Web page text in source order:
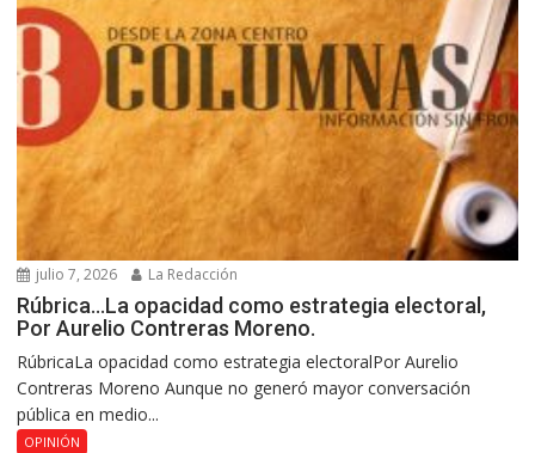
julio 7, 2026 La Redacción
Rúbrica…La opacidad como estrategia electoral,
Por Aurelio Contreras Moreno.
RúbricaLa opacidad como estrategia electoralPor Aurelio
Contreras Moreno Aunque no generó mayor conversación
pública en medio...
OPINIÓN